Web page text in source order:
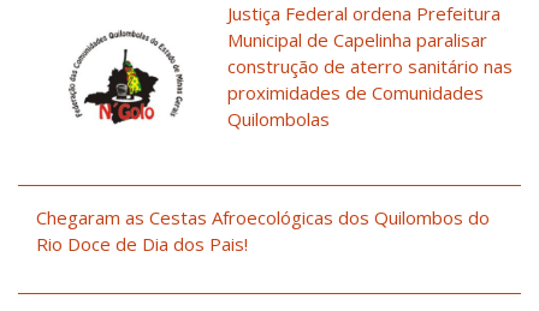
Justiça Federal ordena Prefeitura
Municipal de Capelinha paralisar
construção de aterro sanitário nas
proximidades de Comunidades
Quilombolas
Chegaram as Cestas Afroecológicas dos Quilombos do
Rio Doce de Dia dos Pais!